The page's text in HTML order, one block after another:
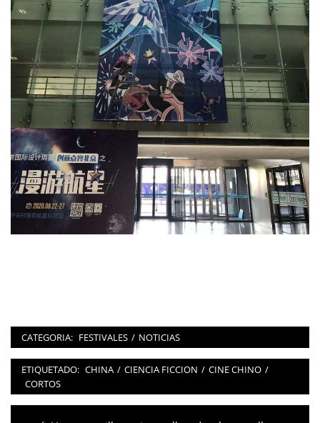
CATEGORIA: FESTIVALES / NOTICIAS
ETIQUETADO: CHINA / CIENCIA FICCION / CINE CHINO /
CORTOS
Navegación